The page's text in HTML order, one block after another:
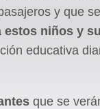
y que
estos niños y
educativa
que se